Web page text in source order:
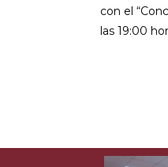
con el
las 19:00